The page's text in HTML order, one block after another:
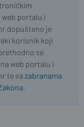
portalu i
dopušteno je
korisnik koji
se
na web portalu i
te sa zabranama